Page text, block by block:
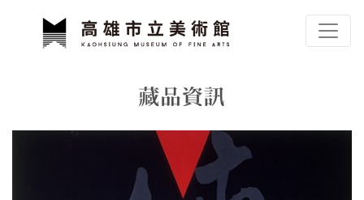
高雄市立美術館
網頁導覽